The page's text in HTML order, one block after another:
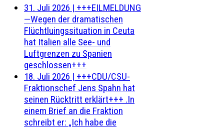
31. Juli 2026 | +++EILMELDUNG
—Wegen der dramatischen
Flüchtluingssituation in Ceuta
hat Italien alle See- und
Luftgrenzen zu Spanien
geschlossen+++
18. Juli 2026 | +++CDU/CSU-
Fraktionschef Jens Spahn hat
seinen Rücktritt erklärt+++ .In
einem Brief an die Fraktion
schreibt er: „Ich habe die